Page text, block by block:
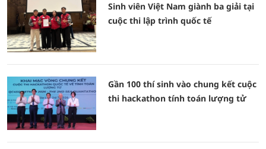
Sinh viên Việt Nam giành ba giải tại
cuộc thi lập trình quốc tế
Gần 100 thí sinh vào chung kết cuộc
thi hackathon tính toán lượng tử